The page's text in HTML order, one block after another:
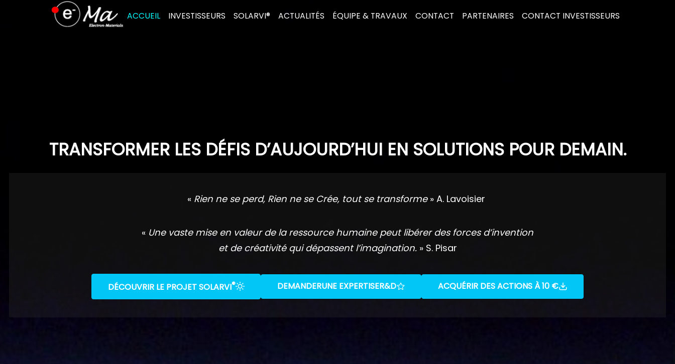
ACCUEIL INVESTISSEURS SOLARVI® ACTUALITÉS ÉQUIPE & TRAVAUX CONTACT PARTENAIRES CONTACT INVESTISSEURS
TRANSFORMER LES DÉFIS D’AUJOURD’HUI EN SOLUTIONS POUR DEMAIN.
« Rien ne se perd, Rien ne se Crée, tout se transforme » A. Lavoisier
« Une vaste mise en valeur de la ressource humaine peut libérer des forces d’invention
et de créativité qui dépassent l’imagination.» S. Pisar
DÉCOUVRIR LE PROJET SOLARVI® DEMANDERUNE EXPERTISER&D ACQUÉRIR DES ACTIONS À 10 €